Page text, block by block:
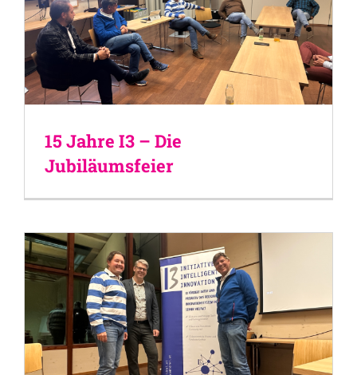
15 Jahre I3 – Die
Jubiläumsfeier